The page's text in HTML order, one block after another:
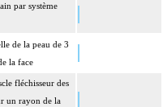
d'une luxation inclut la contention
externe, ou la stabilisation interne
d'une fracture inclut la contention par
de fracture, avec gypsotomie de
par système
de la peau de 3
la face
fléchisseur des
un rayon de la